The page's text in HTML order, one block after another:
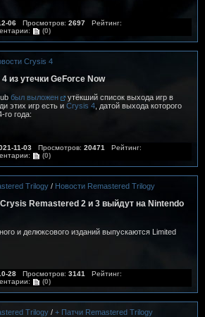
06 Просмотров: 2697 Рейтинг:
(0)
Crysis 4
из утечки GeForce Now
был выложен
утёкший список выхода игр в
этих игр есть и Crysis 4 , датой выхода которого
го года:
11-03 Просмотров: 20471
Рейтинг:
(0)
Trilogy / Новости Remastered Trilogy
Remastered 2 и 3 выйдут на Nintendo
и делюксового изданий выпускаются Limited
28 Просмотров: 3141
Рейтинг:
(0)
Trilogy / + Патчи Remastered Trilogy